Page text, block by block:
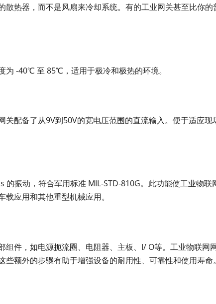
热器，而不是风扇来冷却系统。有的工业网关甚至比你的
为 -40℃ 至 85℃，适用于极冷和极热的环境。
配备了从9V到50V的宽电压范围的直流输入。便于适应现
振动，符合军用标准 MIL-STD-810G。此功能使工业物联
应用和其他重型机械应用。
件，如电源扼流圈、电阻器、主板、I/ O等。工业物联网
额外的步骤有助于增强设备的耐用性、可靠性和使用寿命